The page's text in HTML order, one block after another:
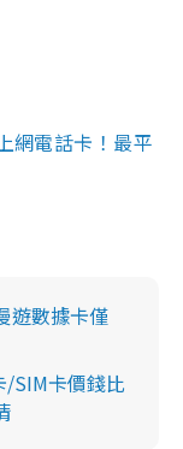
網電話卡！最平
遊數據卡僅
SIM卡價錢比